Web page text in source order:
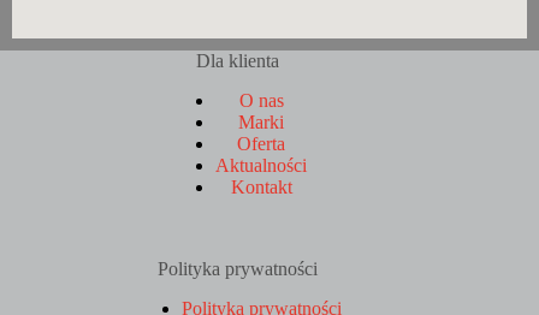
Dla klienta
O nas
Marki
Oferta
Aktualności
Kontakt
Polityka prywatności
Polityka prywatności